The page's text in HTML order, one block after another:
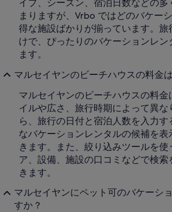
イプ、シーズン、宿泊日数などの
まりますが、Vrbo ではどのバケー
得な施設ばかりが揃っています。
けで、ぴったりのバケーションレン
ます。
マルセイヤンのビーチハウスの料金
マルセイヤンのビーチハウスの料金
イルや広さ、旅行時期によって異
ら、旅行の日付と宿泊人数を入力
なバケーションレンタルの候補を
きます。また、絞り込みツールを使
ア、設備、施設の口コミなどで検
きます。
マルセイヤンにペット可のバケーシ
すか ?